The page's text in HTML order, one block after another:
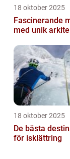
18 oktober 2025
Fascinerande
med unik
18 oktober 2025
De bästa
för isklättring